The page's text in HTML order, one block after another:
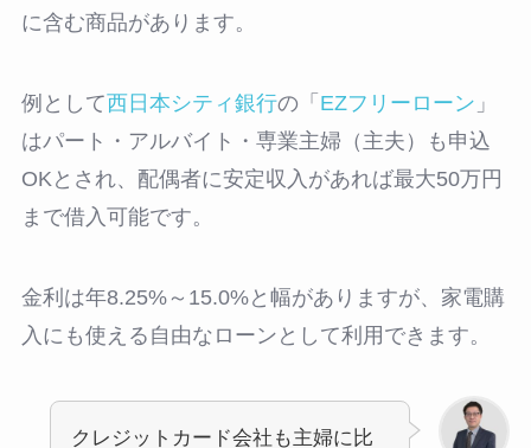
に含む商品があります。
例として西日本シティ銀行の「 EZフリーローン 」
はパート・アルバイト・専業主婦（主夫）も申込
OKとされ、配偶者に安定収入があれば最大50万円
まで借入可能です。
金利は年8.25%～15.0%と幅がありますが、家電購
入にも使える自由なローンとして利用できます。
クレジットカード会社も主婦に比